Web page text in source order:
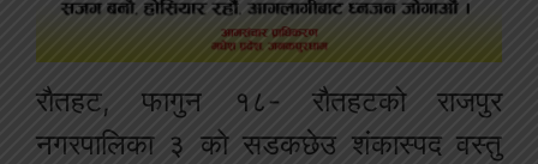
रौतहट, फागुन १८- रौतहटको राजपुर
नगरपालिका ३ को सडकछेउ शंकास्पद वस्तु